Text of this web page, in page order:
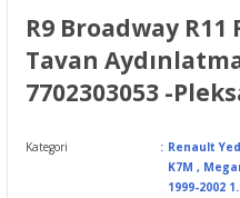
R9 Broadway
Tavan
7702303053 -
Kategori Renault
K7M ,
1999-2002